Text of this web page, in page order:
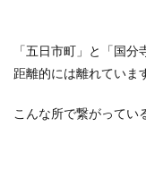
「五日市町」と「国分
距離的には離れていま
こんな所で繋がってい